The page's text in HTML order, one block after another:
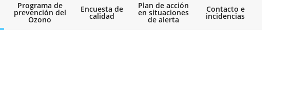
Programa de
prevención del
Ozono
Encuesta de
calidad
Plan de acción
en situaciones
de alerta
Contacto e
incidencias